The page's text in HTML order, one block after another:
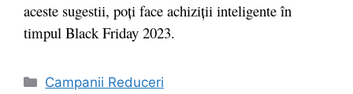
aceste sugestii, poți face achiziții inteligente în
timpul Black Friday 2023.
Categorii
Campanii Reduceri